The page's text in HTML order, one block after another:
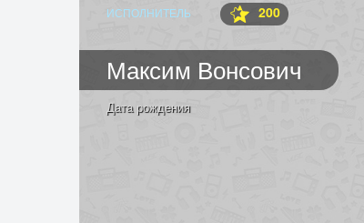
ИСПОЛНИТЕЛЬ 200
Максим Вонсович
Дата рождения